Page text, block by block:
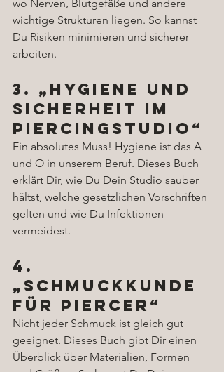
wo Nerven, Blutgefäße und andere
wichtige Strukturen liegen. So kannst
Du Risiken minimieren und sicherer
arbeiten.
3. „Hygiene und
Sicherheit im
Piercingstudio“
Ein absolutes Muss! Hygiene ist das A
und O in unserem Beruf. Dieses Buch
erklärt Dir, wie Du Dein Studio sauber
hältst, welche gesetzlichen Vorschriften
gelten und wie Du Infektionen
vermeidest.
4.
„Schmuckkunde
für Piercer“
Nicht jeder Schmuck ist gleich gut
geeignet. Dieses Buch gibt Dir einen
Überblick über Materialien, Formen